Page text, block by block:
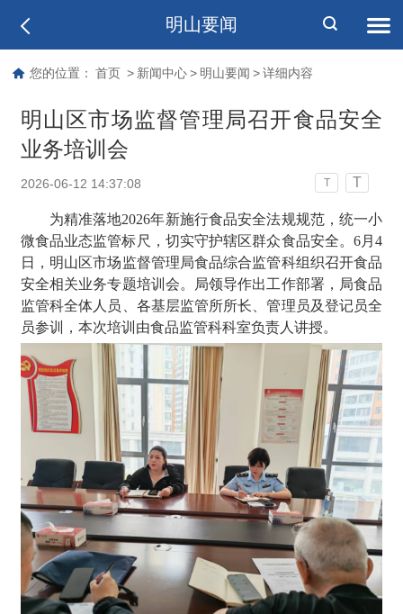
明山要闻
您的位置： 首页 > 新闻中心 > 明山要闻 > 详细内容
明山区市场监督管理局召开食品安全
业务培训会
2026-06-12 14:37:08 T T
为精准落地2026年新施行食品安全法规规范，统一小
微食品业态监管标尺，切实守护辖区群众食品安全。6月4
日，明山区市场监督管理局食品综合监管科组织召开食品
安全相关业务专题培训会。局领导作出工作部署，局食品
监管科全体人员、各基层监管所所长、管理员及登记员全
员参训，本次培训由食品监管科科室负责人讲授。